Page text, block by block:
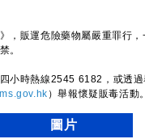
販運危險藥物屬嚴重罪行，
。
時熱線2545 6182，或透過
）舉報懷疑販毒活動。
圖片